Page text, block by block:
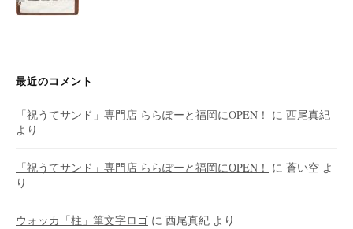
最近のコメント
「祝うてサンド」専門店 ららぽーと福岡にOPEN！ に 西尾真紀
より
「祝うてサンド」専門店 ららぽーと福岡にOPEN！ に 蒼い空 よ
り
ウォッカ「柱」筆文字ロゴ に 西尾真紀 より